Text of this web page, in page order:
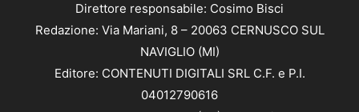
Direttore responsabile: Cosimo Bisci
Redazione: Via Mariani, 8 – 20063 CERNUSCO SUL
NAVIGLIO (MI)
Editore: CONTENUTI DIGITALI SRL C.F. e P.I.
04012790616